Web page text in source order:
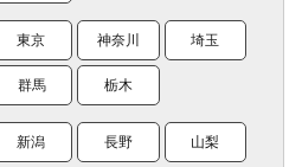
東京 神奈川 埼玉
群馬 栃木
新潟 長野 山梨